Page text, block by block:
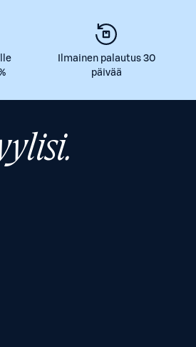
Ilmainen palautus 30
päivää